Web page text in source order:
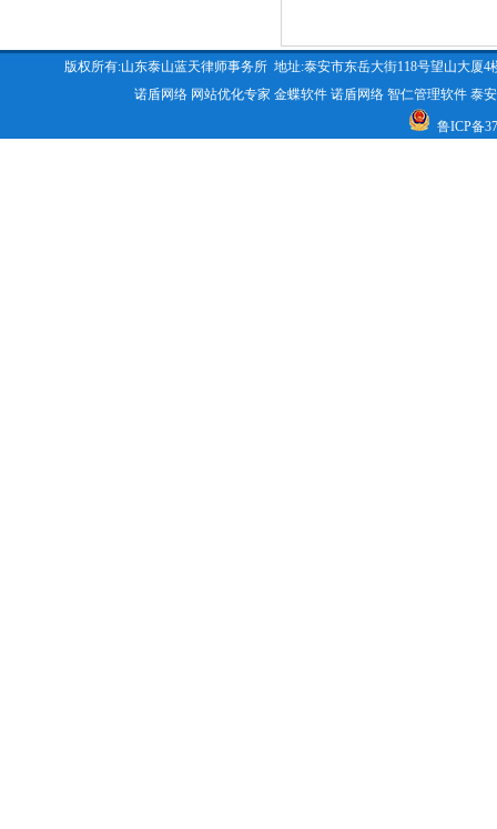
版权所有:山东泰山蓝天律师事务所 地址:泰安市东岳大街118号望山大厦4
诺盾网络 网站优化专家 金蝶软件 诺盾网络 智仁管理软件 泰
鲁ICP备